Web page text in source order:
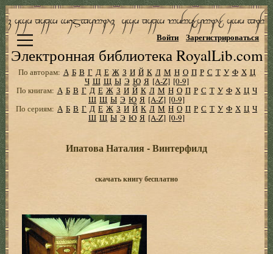
Электронная библиотека RoyalLib.com
Войти Зарегистрироваться
По авторам: А Б В Г Д Е Ж З И Й К Л М Н О П Р С Т У Ф Х Ц
Ч Ш Щ Ы Э Ю Я [A-Z] [0-9]
По книгам: А Б В Г Д Е Ж З И Й К Л М Н О П Р С Т У Ф Х Ц Ч
Ш Щ Ы Э Ю Я [A-Z] [0-9]
По сериям: А Б В Г Д Е Ж З И Й К Л М Н О П Р С Т У Ф Х Ц Ч
Ш Щ Ы Э Ю Я [A-Z] [0-9]
Ипатова Наталия - Винтерфилд
скачать книгу бесплатно